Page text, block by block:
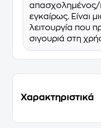
απασχολημένος/
εγκαίρως. Είναι
λειτουργία που
σιγουριά στη
Χαρακτηριστικά